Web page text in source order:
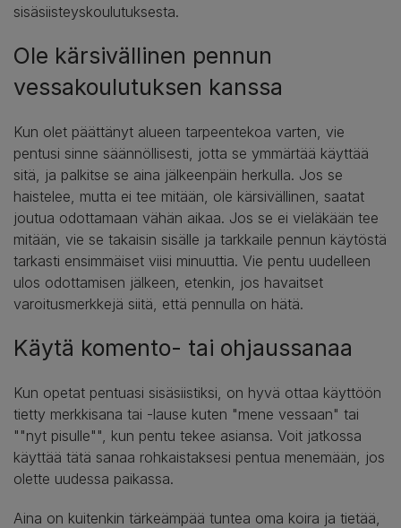
sisäsiisteyskoulutuksesta.
Ole kärsivällinen pennun
vessakoulutuksen kanssa
Kun olet päättänyt alueen tarpeentekoa varten, vie
pentusi sinne säännöllisesti, jotta se ymmärtää käyttää
sitä, ja palkitse se aina jälkeenpäin herkulla. Jos se
haistelee, mutta ei tee mitään, ole kärsivällinen, saatat
joutua odottamaan vähän aikaa. Jos se ei vieläkään tee
mitään, vie se takaisin sisälle ja tarkkaile pennun käytöstä
tarkasti ensimmäiset viisi minuuttia. Vie pentu uudelleen
ulos odottamisen jälkeen, etenkin, jos havaitset
varoitusmerkkejä siitä, että pennulla on hätä.
Käytä komento- tai ohjaussanaa
Kun opetat pentuasi sisäsiistiksi, on hyvä ottaa käyttöön
tietty merkkisana tai -lause kuten "mene vessaan" tai
""nyt pisulle"", kun pentu tekee asiansa. Voit jatkossa
käyttää tätä sanaa rohkaistaksesi pentua menemään, jos
olette uudessa paikassa.
Aina on kuitenkin tärkeämpää tuntea oma koira ja tietää,